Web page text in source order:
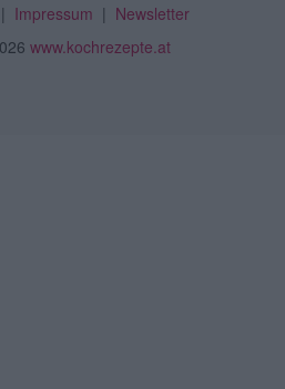
Impressum | Newsletter
www.kochrezepte.at